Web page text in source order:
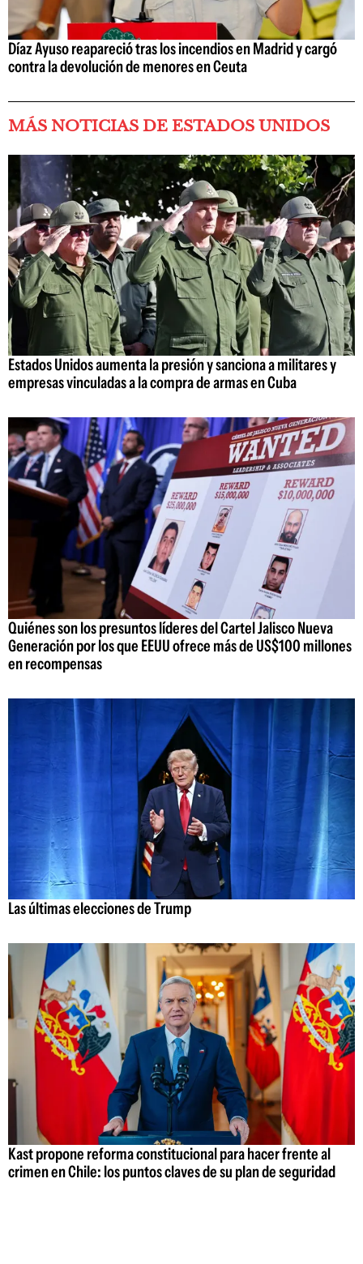
Díaz Ayuso reapareció tras los incendios en Madrid y cargó
contra la devolución de menores en Ceuta
MÁS NOTICIAS DE ESTADOS UNIDOS
Estados Unidos aumenta la presión y sanciona a militares y
empresas vinculadas a la compra de armas en Cuba
Quiénes son los presuntos líderes del Cartel Jalisco Nueva
Generación por los que EEUU ofrece más de US$100 millones
en recompensas
Las últimas elecciones de Trump
Kast propone reforma constitucional para hacer frente al
crimen en Chile: los puntos claves de su plan de seguridad